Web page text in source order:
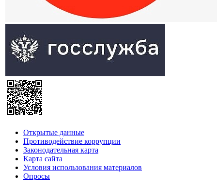
Открытые данные
Противодействие коррупции
Законодательная карта
Карта сайта
Условия использования материалов
Опросы